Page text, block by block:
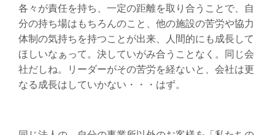
各々が責任を持ち、一定の距離を取り合うことで、自
分の持ち場はもちろんのこと、他の施設の苦労や協力
体制の気持ちを持つことが出来、人間的にも成長して
ほしいなぁって。決していがみ合うことなく。同じ会
社だしね。リーダーがその苦労を経ないと、会社は更
なる成長はしていかない・・・はず。